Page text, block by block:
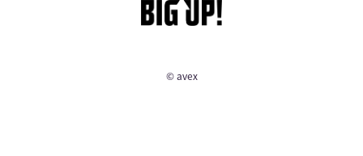
© avex